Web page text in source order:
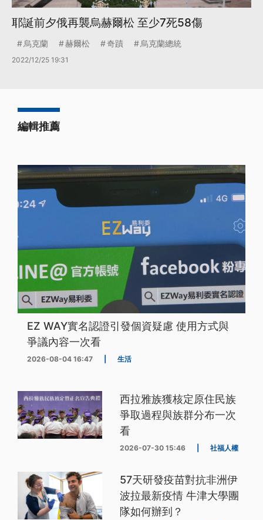
耶誕前夕俄再襲烏赫爾松 至少7死58傷
烏克蘭 赫爾松 奇蹟 烏克蘭總統
2022/12/25 19:31
編輯推薦
EZ WAY實名認證引發個資疑慮 使用方式與
爭議內容一次看
2026-08-04 16:47 生活
西拉雅族獲核定原住民族
爭取過程與族群分布一次
看
2026-07-30 15:46 社福人權
57天研發疫苗對抗非洲伊
波拉最新疫情 牛津大學團
隊如何辦到？